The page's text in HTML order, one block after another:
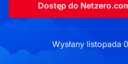
Dostęp do
Wysłany listopada